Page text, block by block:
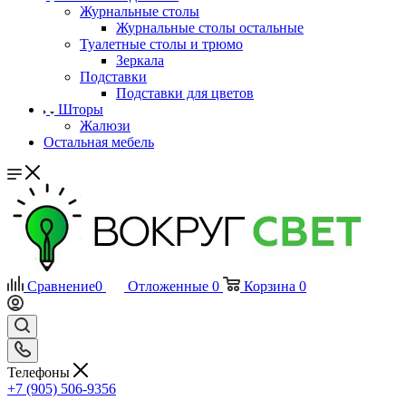
Журнальные столы
Журнальные столы остальные
Туалетные столы и трюмо
Зеркала
Подставки
Подставки для цветов
Шторы
Жалюзи
Остальная мебель
Сравнение0 Отложенные 0 Корзина 0
Телефоны
+7 (905) 506-9356